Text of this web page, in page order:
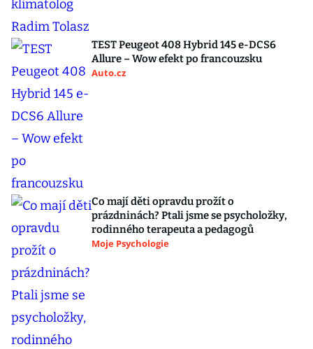
TEST Peugeot 408 Hybrid 145 e-DCS6
Allure – Wow efekt po francouzsku
Auto.cz
Co mají děti opravdu prožít o
prázdninách? Ptali jsme se psycholožky,
rodinného terapeuta a pedagogů
Moje Psychologie